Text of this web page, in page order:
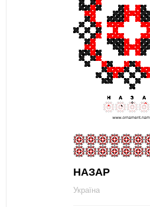
НАЗАР
Україна